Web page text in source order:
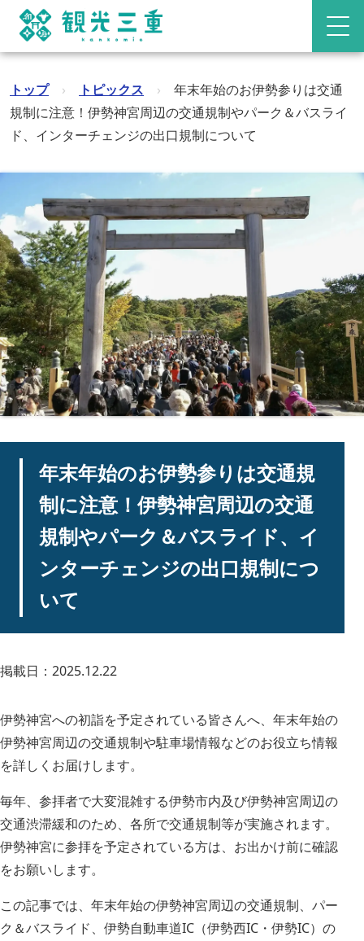
トップ › トピックス ›
年末年始のお伊勢参りは交通
規制に注意！伊勢神宮周辺の交通規制やパーク＆バスライ
ド、インターチェンジの出口規制について
年末年始のお伊勢参りは交通規
制に注意！伊勢神宮周辺の交通
規制やパーク＆バスライド、イ
ンターチェンジの出口規制につ
いて
掲載日：2025.12.22
伊勢神宮への初詣を予定されている皆さんへ、年末年始の
伊勢神宮周辺の交通規制や駐車場情報などのお役立ち情報
を詳しくお届けします。
毎年、参拝者で大変混雑する伊勢市内及び伊勢神宮周辺の
交通渋滞緩和のため、各所で交通規制等が実施されます。
伊勢神宮に参拝を予定されている方は、お出かけ前に確認
をお願いします。
この記事では、年末年始の伊勢神宮周辺の交通規制、パー
ク＆バスライド、伊勢自動車道IC（伊勢西IC・伊勢IC）の